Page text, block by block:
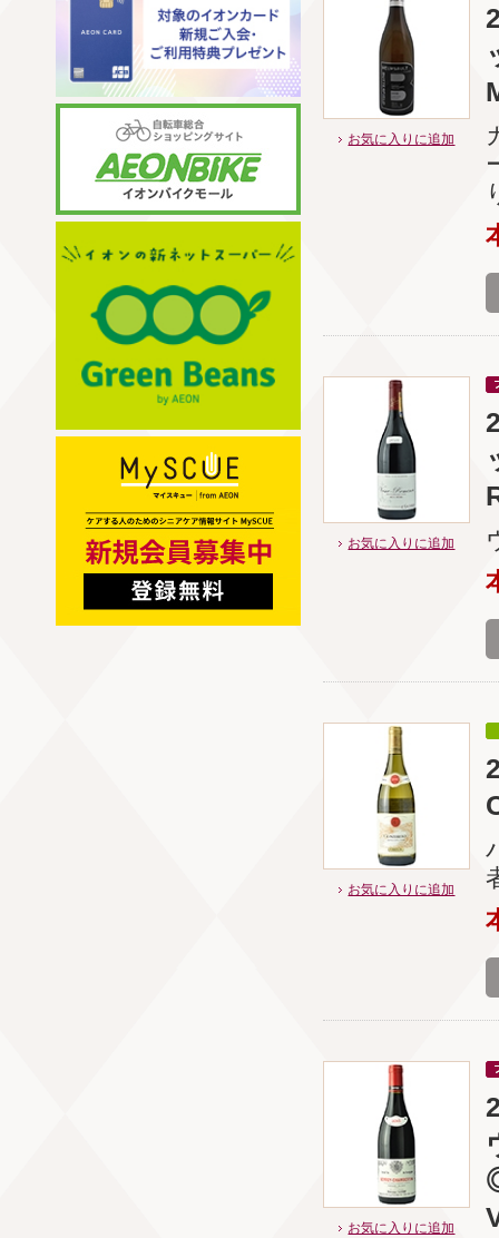
お気に入りに追加
お気に入りに追加
お気に入りに追加
お気に入りに追加